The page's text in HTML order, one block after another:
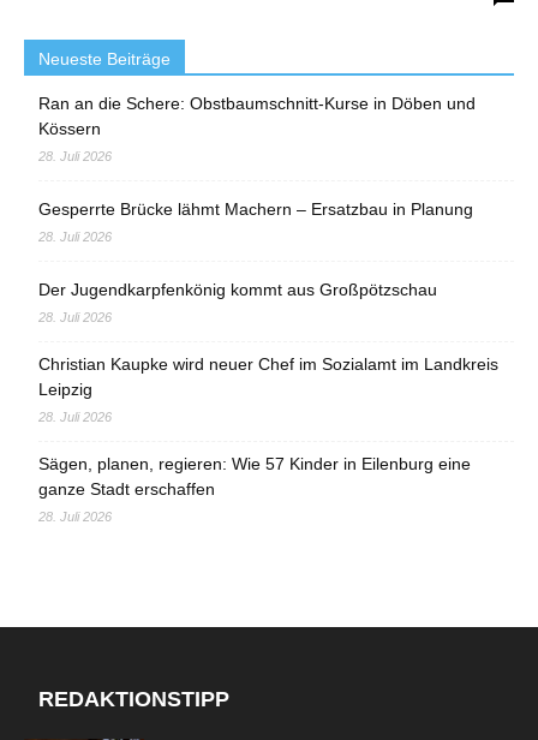
Neueste Beiträge
Ran an die Schere: Obstbaumschnitt-Kurse in Döben und
Kössern
28. Juli 2026
Gesperrte Brücke lähmt Machern – Ersatzbau in Planung
28. Juli 2026
Der Jugendkarpfenkönig kommt aus Großpötzschau
28. Juli 2026
Christian Kaupke wird neuer Chef im Sozialamt im Landkreis
Leipzig
28. Juli 2026
Sägen, planen, regieren: Wie 57 Kinder in Eilenburg eine
ganze Stadt erschaffen
28. Juli 2026
REDAKTIONSTIPP